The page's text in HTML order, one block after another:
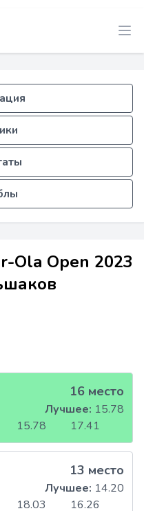
Ola Open 2023
16 место
15.78 17.41
Лучшее: 15.78
13 место
18.03 16.26
Лучшее: 14.20